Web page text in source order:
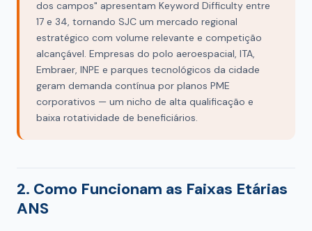
dos campos" apresentam Keyword Difficulty entre
17 e 34, tornando SJC um mercado regional
estratégico com volume relevante e competição
alcançável. Empresas do polo aeroespacial, ITA,
Embraer, INPE e parques tecnológicos da cidade
geram demanda contínua por planos PME
corporativos — um nicho de alta qualificação e
baixa rotatividade de beneficiários.
2. Como Funcionam as Faixas Etárias
ANS